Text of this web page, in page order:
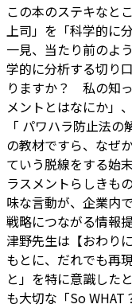
この本のステキなと
上司」を「科学的に
一見、当たり前のよ
学的に分析する切り
りますか？ 私の知
メントとはなにか」
「 パワハラ防止法
の教材ですら、なぜ
ていう脱線をする始
ラスメントらしきも
味な言動が、企業内
戦略につながる情報
津野先生は【おわり
もとに、だれでも再
と」を特に意識した
も大切な「So WHAT